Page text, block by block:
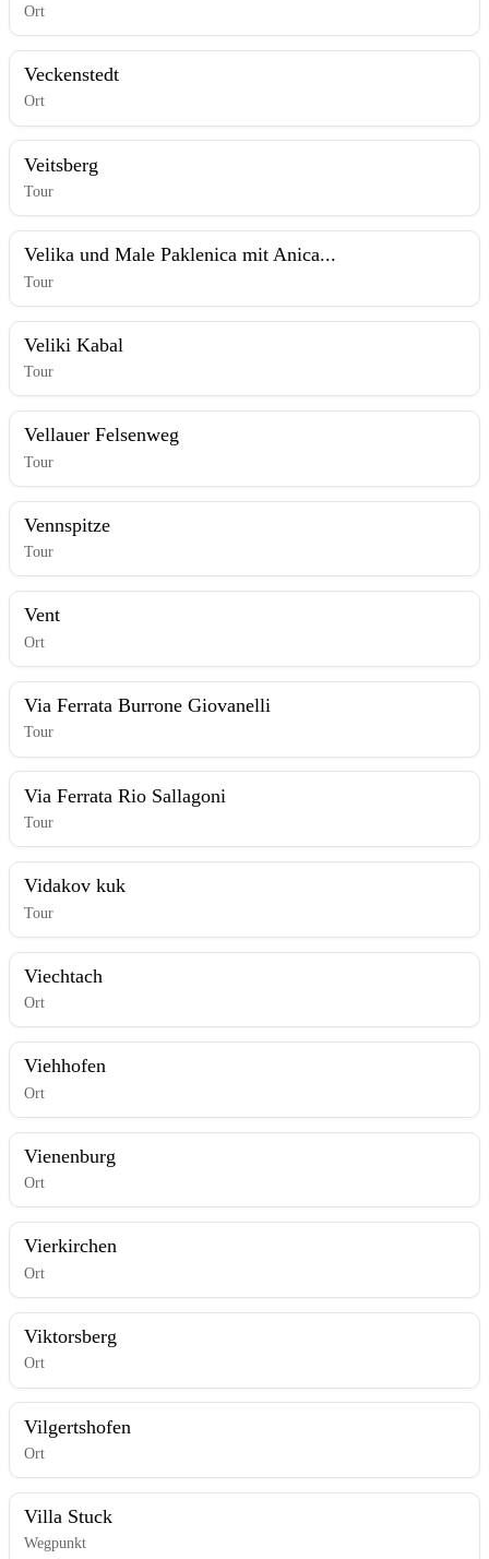
Ort
Veckenstedt
Ort
Veitsberg
Tour
Velika und Male Paklenica mit Anica...
Tour
Veliki Kabal
Tour
Vellauer Felsenweg
Tour
Vennspitze
Tour
Vent
Ort
Via Ferrata Burrone Giovanelli
Tour
Via Ferrata Rio Sallagoni
Tour
Vidakov kuk
Tour
Viechtach
Ort
Viehhofen
Ort
Vienenburg
Ort
Vierkirchen
Ort
Viktorsberg
Ort
Vilgertshofen
Ort
Villa Stuck
Wegpunkt